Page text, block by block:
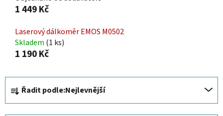
1 449 Kč
Laserový dálkoměr EMOS M0502
Skladem (1 ks)
1 190 Kč
Ř
a
z
Řadit podle:Nejlevnější